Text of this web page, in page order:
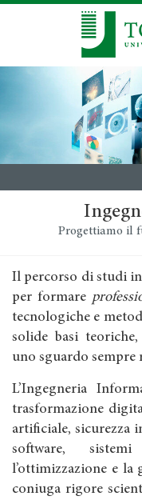
Progettiamo il
Il percorso di studi
per formare
tecnologiche e
solide basi
uno sguardo sempre
L’Ingegneria
trasformazione
artificiale, sicurezza
software,
l’ottimizzazione e
coniuga rigore